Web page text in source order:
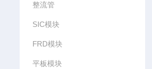
整流管
SIC模块
FRD模块
平板模块